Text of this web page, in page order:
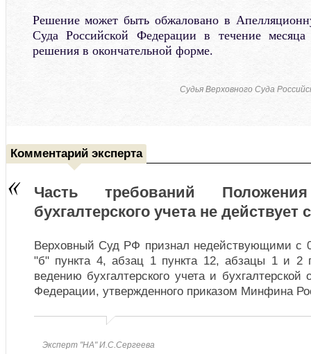
Решение может быть обжаловано в
Суда Российской Федерации в течение
решения в окончательной форме.
Судья Верховного Суда
Комментарий эксперта
Часть требований
бухгалтерского учета не действует
Верховный Суд РФ признал недействующими с
"б" пункта 4, абзац 1 пункта 12, абзацы 1 и 2
ведению бухгалтерского учета и бухгалтерской
Федерации, утвержденного приказом Минфина
Эксперт "НА" И.С.Сергеева